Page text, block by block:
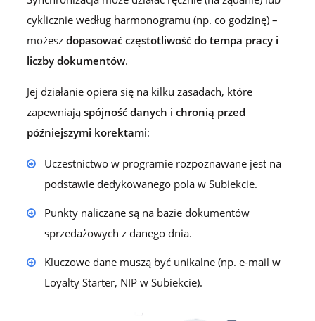
cyklicznie według harmonogramu (np. co godzinę) –
możesz dopasować częstotliwość do tempa pracy i
liczby dokumentów.
Jej działanie opiera się na kilku zasadach, które
zapewniają spójność danych i chronią przed
późniejszymi korektami:
Uczestnictwo w programie rozpoznawane jest na
podstawie dedykowanego pola w Subiekcie.
Punkty naliczane są na bazie dokumentów
sprzedażowych z danego dnia.
Kluczowe dane muszą być unikalne (np. e-mail w
Loyalty Starter, NIP w Subiekcie).